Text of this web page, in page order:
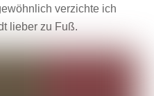
verzichte ich
lieber zu Fuß.